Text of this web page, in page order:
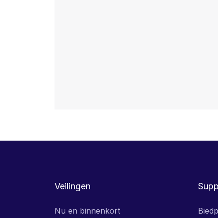
Veilingen
Nu en binnenkort